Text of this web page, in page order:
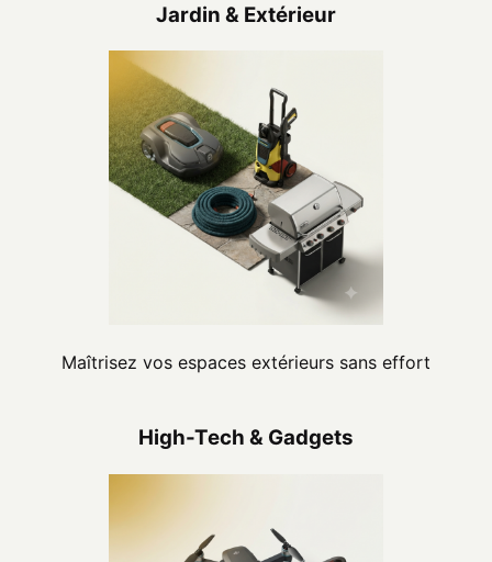
Jardin & Extérieur
Maîtrisez vos espaces extérieurs sans effort
High-Tech & Gadgets